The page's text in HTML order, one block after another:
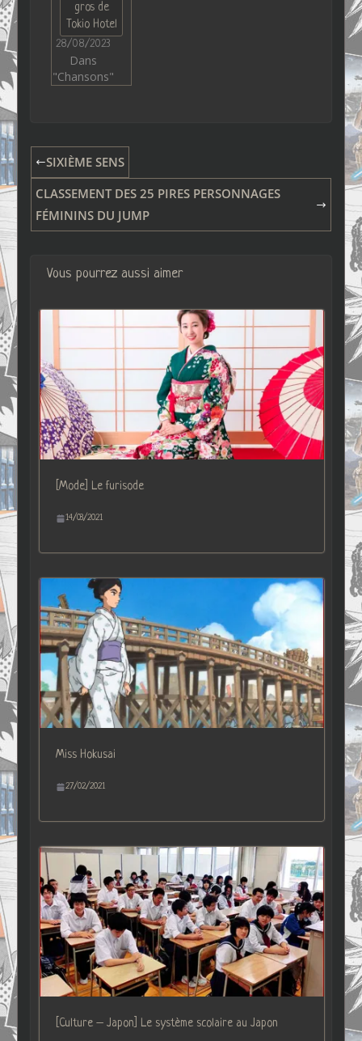
gros de
Tokio Hotel
28/08/2023
Dans
"Chansons"
SIXIÈME SENS
CLASSEMENT DES 25 PIRES PERSONNAGES
FÉMININS DU JUMP
Vous pourrez aussi aimer
[Mode] Le furisode
14/03/2021
Miss Hokusai
27/02/2021
[Culture – Japon] Le système scolaire au Japon